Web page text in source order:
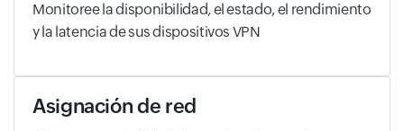
Monitoree la disponibilidad, el estado, el rendimiento
y la latencia de sus dispositivos VPN
Asignación de red